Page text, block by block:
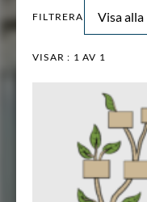
FILTRERA Visa alla
VISAR : 1 AV 1